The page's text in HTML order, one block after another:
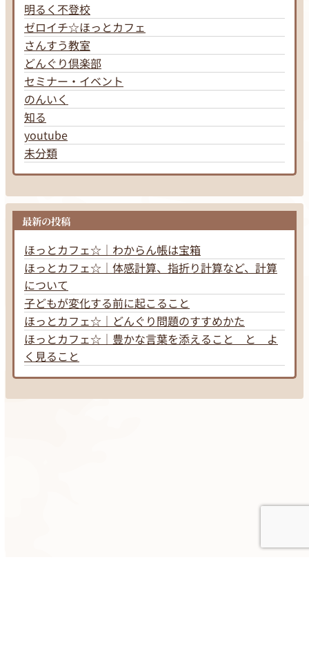
明るく不登校
ゼロイチ☆ほっとカフェ
さんすう教室
どんぐり倶楽部
セミナー・イベント
のんいく
知る
youtube
未分類
最新の投稿
ほっとカフェ☆｜わからん帳は宝箱
ほっとカフェ☆｜体感計算、指折り計算など、計算
について
子どもが変化する前に起こること
ほっとカフェ☆｜どんぐり問題のすすめかた
ほっとカフェ☆｜豊かな言葉を添えること と よ
く見ること